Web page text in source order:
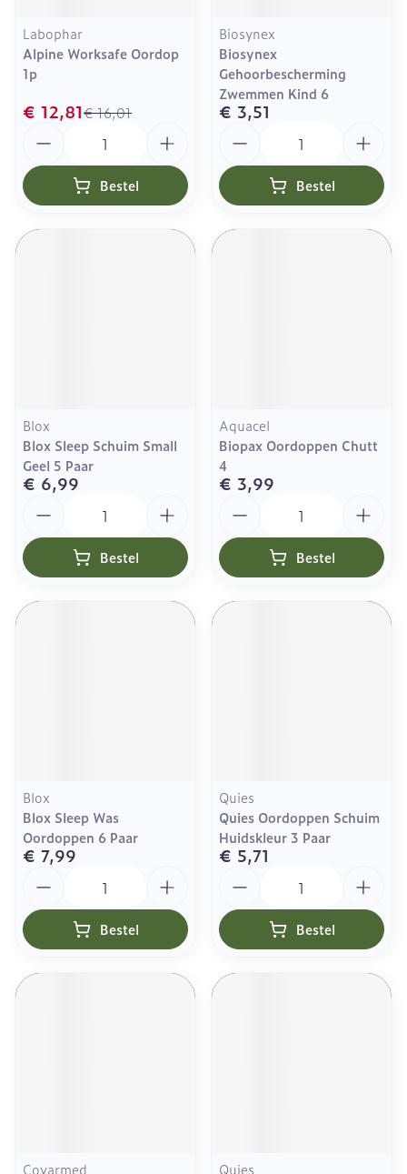
Labophar
Alpine Worksafe Oordop
1p
€ 16,01
€ 12,81
Bestel
Biosynex
Biosynex
Gehoorbescherming
Zwemmen Kind 6
€ 3,51
Bestel
Blox
Blox Sleep Schuim Small
Geel 5 Paar
€ 6,99
Bestel
Aquacel
Biopax Oordoppen Chutt
4
€ 3,99
Bestel
Blox
Blox Sleep Was
Oordoppen 6 Paar
€ 7,99
Bestel
Quies
Quies Oordoppen Schuim
Huidskleur 3 Paar
€ 5,71
Bestel
Covarmed Quies